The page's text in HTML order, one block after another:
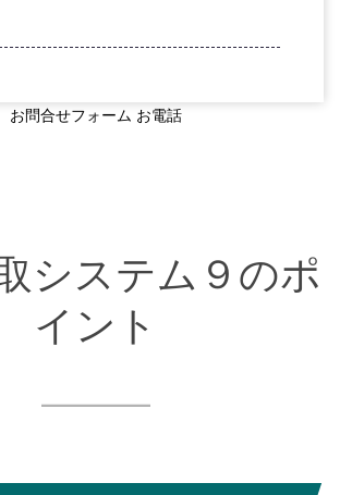
お問合せフォーム お電話
システム９のポ
イント